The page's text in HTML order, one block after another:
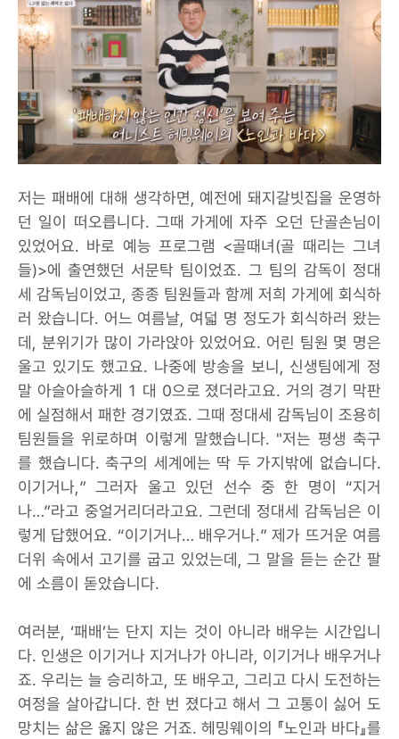
저는 패배에 대해 생각하면, 예전에 돼지갈빗집을 운영하
던 일이 떠오릅니다. 그때 가게에 자주 오던 단골손님이
있었어요. 바로 예능 프로그램 <골때녀(골 때리는 그녀
들)>에 출연했던 서문탁 팀이었죠. 그 팀의 감독이 정대
세 감독님이었고, 종종 팀원들과 함께 저희 가게에 회식하
러 왔습니다. 어느 여름날, 여덟 명 정도가 회식하러 왔는
데, 분위기가 많이 가라앉아 있었어요. 어린 팀원 몇 명은
울고 있기도 했고요. 나중에 방송을 보니, 신생팀에게 정
말 아슬아슬하게 1 대 0으로 졌더라고요. 거의 경기 막판
에 실점해서 패한 경기였죠. 그때 정대세 감독님이 조용히
팀원들을 위로하며 이렇게 말했습니다. "저는 평생 축구
를 했습니다. 축구의 세계에는 딱 두 가지밖에 없습니다.
이기거나,” 그러자 울고 있던 선수 중 한 명이 “지거
나…”라고 중얼거리더라고요. 그런데 정대세 감독님은 이
렇게 답했어요. “이기거나… 배우거나.” 제가 뜨거운 여름
더위 속에서 고기를 굽고 있었는데, 그 말을 듣는 순간 팔
에 소름이 돋았습니다.
여러분, ‘패배’는 단지 지는 것이 아니라 배우는 시간입니
다. 인생은 이기거나 지거나가 아니라, 이기거나 배우거나
죠. 우리는 늘 승리하고, 또 배우고, 그리고 다시 도전하는
여정을 살아갑니다. 한 번 졌다고 해서 그 고통이 싫어 도
망치는 삶은 옳지 않은 거죠. 헤밍웨이의 『노인과 바다』를